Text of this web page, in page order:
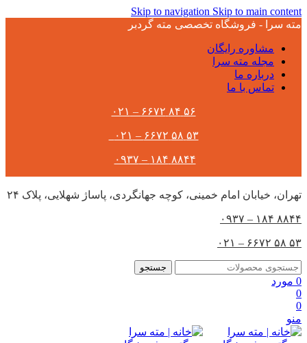
Skip to navigation Skip to main content
مته سرا - فروشگاه تخصصی مته گردبر
مشاوره رایگان
مجله مته سرا
درباره ما
تماس با ما
۵۶ ۸۴ ۶۶۷۲ – ۰۲۱
۵۳ ۵۸ ۶۶۷۲ – ۰۲۱
۸۸۴۴ ۱۸۴ – ۰۹۳۷
تهران،‌ خیابان امام خمینی، کوچه جهانگردی، پاساژ شهلایی، پلاک ۲۴
۸۸۴۴ ۱۸۴ – ۰۹۳۷
۵۳ ۵۸ ۶۶۷۲ – ۰۲۱
جستجو
0 مورد
0
0
منو